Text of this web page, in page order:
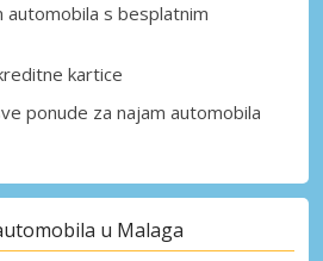
automobila s besplatnim
kartice
ponude za najam automobila
u Malaga